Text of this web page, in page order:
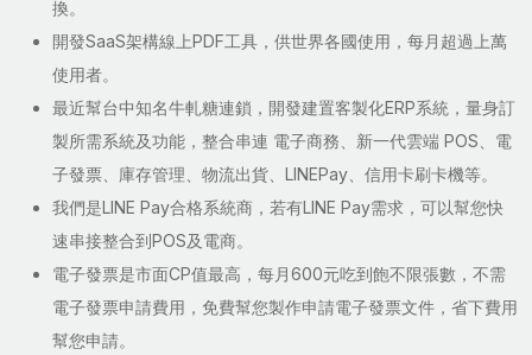
換。
開發SaaS架構線上PDF工具，供世界各國使用，每月超過上萬
使用者。
最近幫台中知名牛軋糖連鎖，開發建置客製化ERP系統，量身訂
製所需系統及功能，整合串連 電子商務、新一代雲端 POS、電
子發票、庫存管理、物流出貨、LINEPay、信用卡刷卡機等。
我們是LINE Pay合格系統商，若有LINE Pay需求，可以幫您快
速串接整合到POS及電商。
電子發票是市面CP值最高，每月600元吃到飽不限張數，不需
電子發票申請費用，免費幫您製作申請電子發票文件，省下費用
幫您申請。